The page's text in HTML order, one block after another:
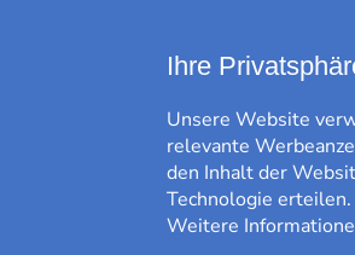
Ihre
Unsere Website
relevante
den Inhalt der
Technologie
Weitere